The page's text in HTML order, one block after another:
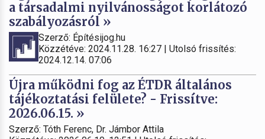
a társadalmi nyilvánosságot korlátozó
szabályozásról »
Szerző: Építésijog.hu
Közzétéve: 2024.11.28. 16:27 | Utolsó frissítés:
2024.12.14. 07:06
Újra működni fog az ÉTDR általános
tájékoztatási felülete? - Frissítve:
2026.06.15. »
Szerző: Tóth Ferenc, Dr. Jámbor Attila